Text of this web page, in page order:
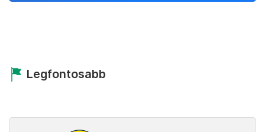
Legfontosabb